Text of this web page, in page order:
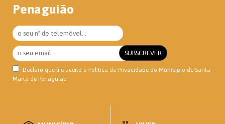
Penaguião
Declaro que li e aceito a Política de Privacidade do Município de Santa
Marta de Penaguião